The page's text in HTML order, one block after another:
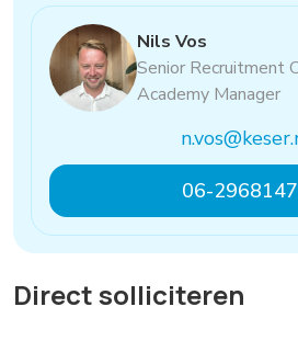
Nils Vos
Senior Recruitment
Academy Manager
06-
Direct solliciteren